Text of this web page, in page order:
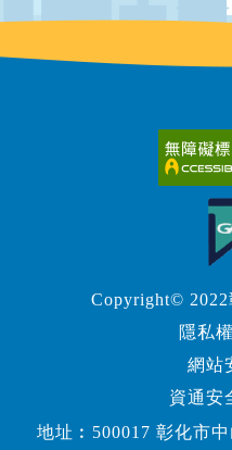
Copyright©
隱私
網站
資通安
地址︰500017 彰化市